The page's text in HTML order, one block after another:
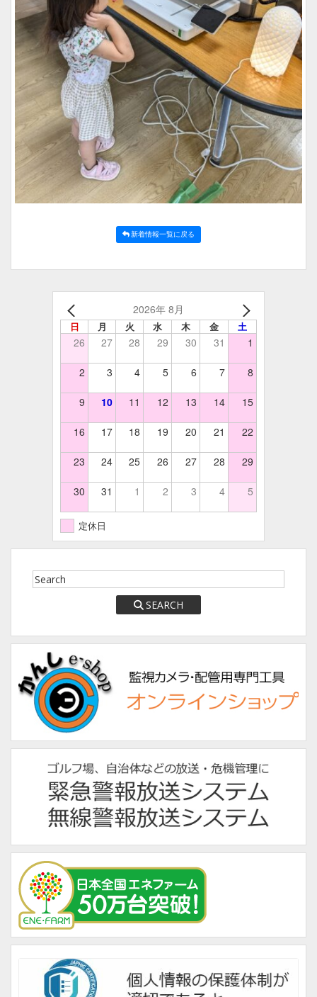
新着情報一覧に戻る
2026年 8月
日 月 火 水 木 金 土
26 27 28 29 30 31 1
2 3 4 5 6 7 8
9 10 11 12 13 14 15
16 17 18 19 20 21 22
23 24 25 26 27 28 29
30 31 1 2 3 4 5
定休日
SEARCH